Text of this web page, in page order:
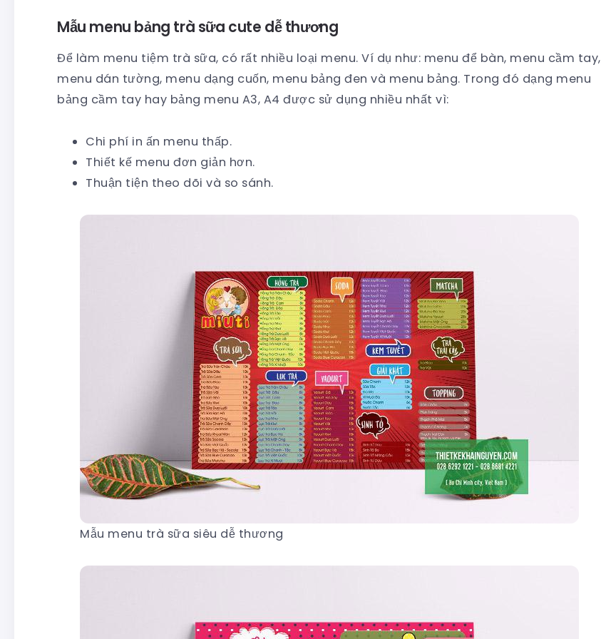
Mẫu menu bảng trà sữa cute dễ thương
Để làm menu tiệm trà sữa, có rất nhiều loại menu. Ví dụ như: menu để bàn, menu cầm tay,
menu dán tường, menu dạng cuốn, menu bảng đen và menu bảng. Trong đó dạng menu
bảng cầm tay hay bảng menu A3, A4 được sử dụng nhiều nhất vì:
Chi phí in ấn menu thấp.
Thiết kế menu đơn giản hơn.
Thuận tiện theo dõi và so sánh.
Mẫu menu trà sữa siêu dễ thương